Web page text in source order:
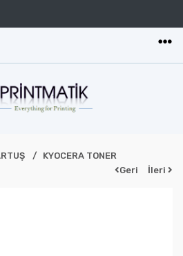
KYOCERA TONER
Geri
İleri